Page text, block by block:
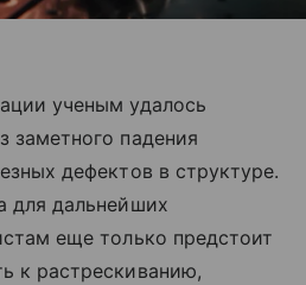
ученым удалось
заметного падения
дефектов в структуре.
для дальнейших
еще только предстоит
к растрескиванию,